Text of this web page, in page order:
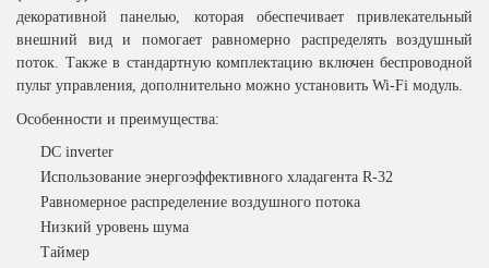
декоративной панелью, которая обеспечивает привлекательный
внешний вид и помогает равномерно распределять воздушный
поток. Также в стандартную комплектацию включен беспроводной
пульт управления, дополнительно можно установить Wi-Fi модуль.
Особенности и преимущества:
DC inverter
Использование энергоэффективного хладагента R-32
Равномерное распределение воздушного потока
Низкий уровень шума
Таймер